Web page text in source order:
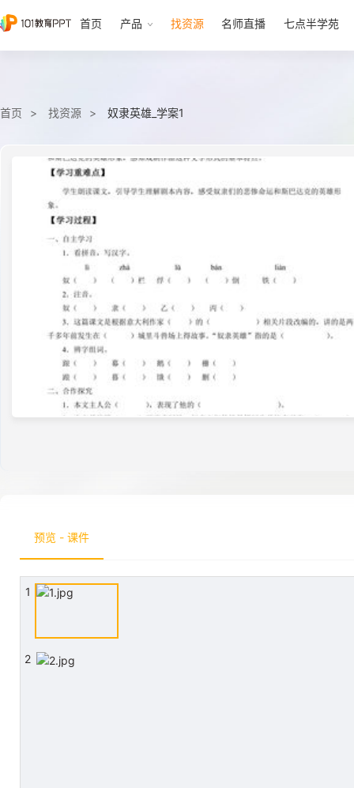
首页 产品 找资源 名师直播 七点半学苑
首页 找资源 奴隶英雄_学案1
预览 - 课件
1
2